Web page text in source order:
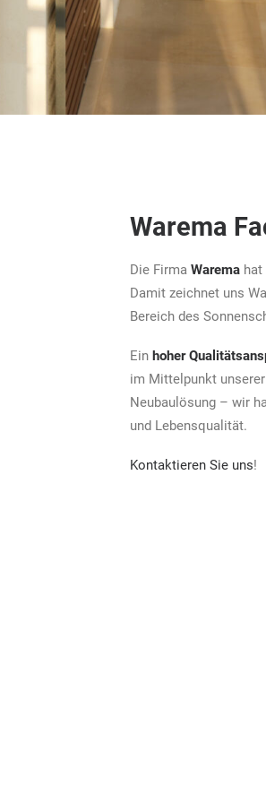
Warema
Die Firma Warema
Damit zeichnet uns
Bereich des
Ein hoher
im Mittelpunkt
Neubaulösung – wir
und Lebensqualität.
Kontaktieren Sie uns!